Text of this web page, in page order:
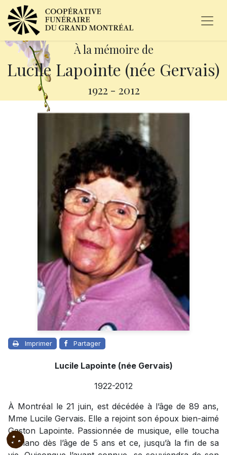
À la mémoire de
Lucile Lapointe (née Gervais)
1922 - 2012
Imprimer Partager
Lucile Lapointe (née Gervais)
1922-2012
À Montréal le 21 juin, est décédée à l’âge de 89 ans,
Mme Lucile Gervais. Elle a rejoint son époux bien-aimé
Gaston Lapointe. Passionnée de musique, elle toucha
le piano dès l’âge de 5 ans et ce, jusqu’à la fin de sa